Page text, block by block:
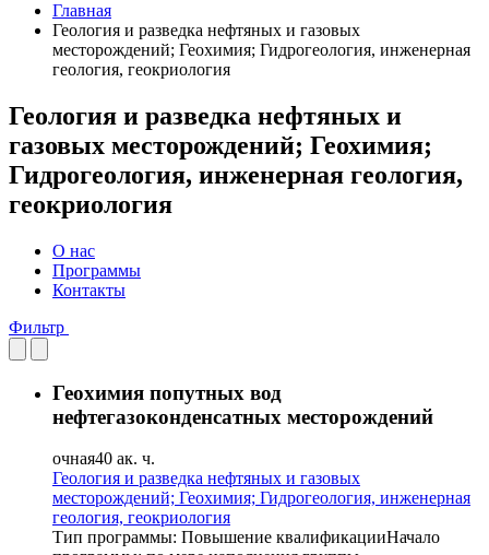
Главная
Геология и разведка нефтяных и газовых
месторождений; Геохимия; Гидрогеология, инженерная
геология, геокриология
Геология и разведка нефтяных и
газовых месторождений; Геохимия;
Гидрогеология, инженерная геология,
геокриология
О нас
Программы
Контакты
Фильтр
Геохимия попутных вод
нефтегазоконденсатных месторождений
очная40 ак. ч.
Геология и разведка нефтяных и газовых
месторождений; Геохимия; Гидрогеология, инженерная
геология, геокриология
Тип программы: Повышение квалификацииНачало